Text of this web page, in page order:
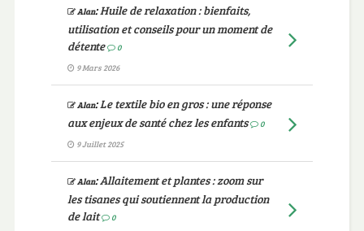
Alan:Huile de relaxation : bienfaits,
utilisation et conseils pour un moment de
détente
0
9 Mars 2026
Alan:Le textile bio en gros : une réponse
aux enjeux de santé chez les enfants
0
9 Juillet 2025
Alan:Allaitement et plantes : zoom sur
les tisanes qui soutiennent la production
de lait
0